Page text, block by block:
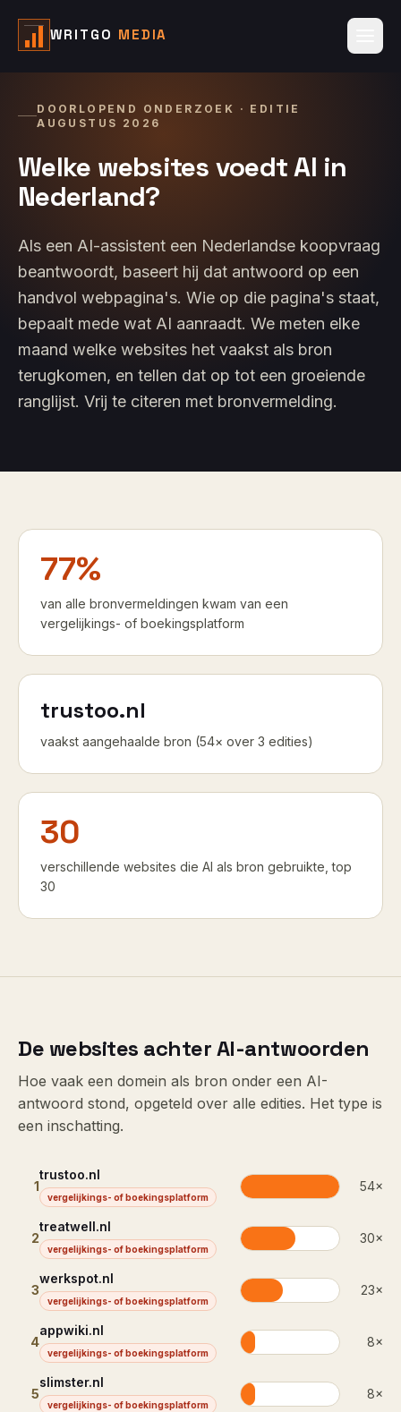
WRITGO MEDIA
DOORLOPEND ONDERZOEK
· EDITIE
AUGUSTUS 2026
Welke websites voedt AI in
Nederland?
Als een AI-assistent een Nederlandse koopvraag
beantwoordt, baseert hij dat antwoord op een
handvol webpagina's. Wie op die pagina's staat,
bepaalt mede wat AI aanraadt. We meten elke
maand welke websites het vaakst als bron
terugkomen, en tellen dat op tot een groeiende
ranglijst. Vrij te citeren met bronvermelding.
77%
van alle bronvermeldingen kwam van een
vergelijkings- of boekingsplatform
trustoo.nl
vaakst aangehaalde bron (54× over 3 edities)
30
verschillende websites die AI als bron gebruikte, top
30
De websites achter AI-antwoorden
Hoe vaak een domein als bron onder een AI-
antwoord stond, opgeteld over alle edities. Het type is
een inschatting.
1
trustoo.nl
vergelijkings- of boekingsplatform
54×
2
treatwell.nl
vergelijkings- of boekingsplatform
30×
3
werkspot.nl
vergelijkings- of boekingsplatform
23×
4
appwiki.nl
vergelijkings- of boekingsplatform
8×
5
slimster.nl
vergelijkings- of boekingsplatform
8×